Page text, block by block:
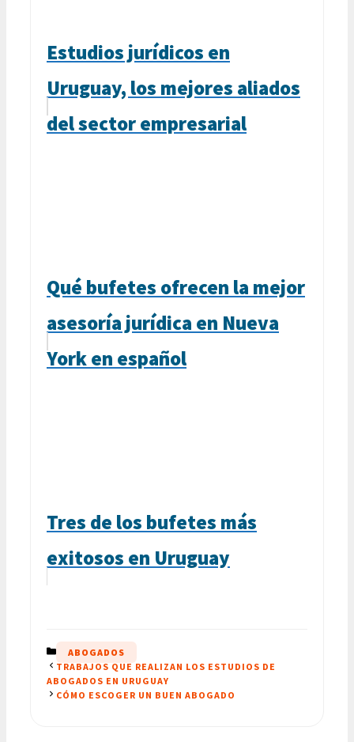
Estudios jurídicos en
Uruguay, los mejores aliados
del sector empresarial
Qué bufetes ofrecen la mejor
asesoría jurídica en Nueva
York en español
Tres de los bufetes más
exitosos en Uruguay
CATEGORÍAS
ABOGADOS
TRABAJOS QUE REALIZAN LOS ESTUDIOS DE
ABOGADOS EN URUGUAY
CÓMO ESCOGER UN BUEN ABOGADO